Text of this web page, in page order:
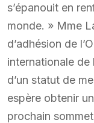
s’épanouit en
monde. » Mme
d’adhésion de
internationale de
d’un statut de
espère obtenir
prochain